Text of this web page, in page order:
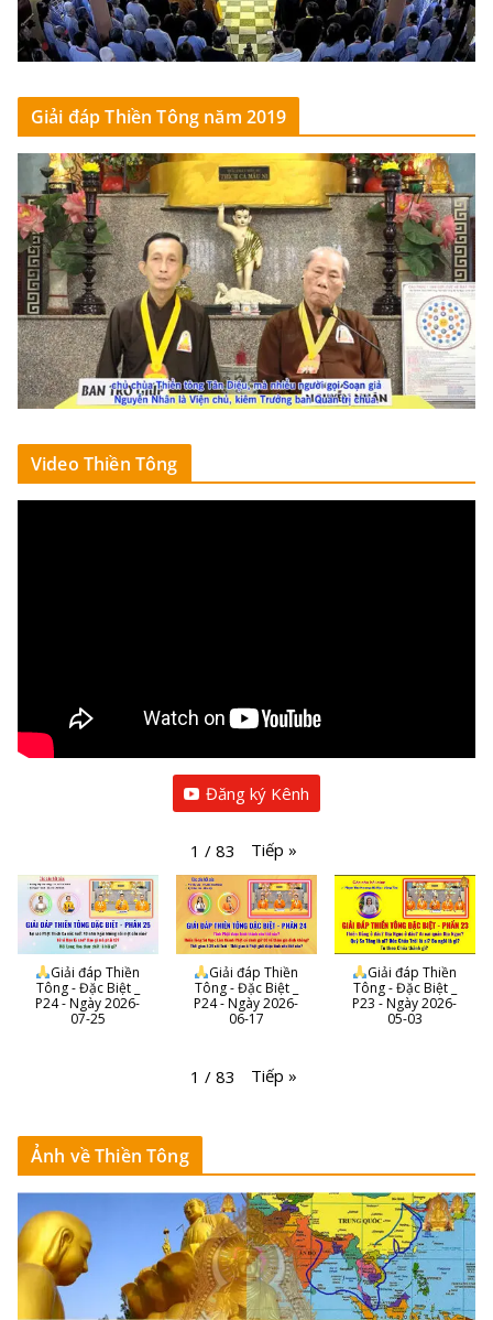
Giải đáp Thiền Tông năm 2019
Video Thiền Tông
Đăng ký Kênh
1 / 83 Tiếp »
Giải đáp Thiền
Tông - Đặc Biệt _
P24 - Ngày 2026-
07-25
Giải đáp Thiền
Tông - Đặc Biệt _
P24 - Ngày 2026-
06-17
Giải đáp Thiền
Tông - Đặc Biệt _
P23 - Ngày 2026-
05-03
1 / 83 Tiếp »
Ảnh về Thiền Tông